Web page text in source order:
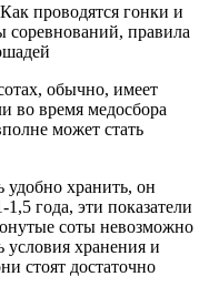
проводятся гонки и
правила
обычно, имеет
во время медосбора
может стать
удобно хранить, он
года, эти показатели
соты невозможно
условия хранения и
стоят достаточно